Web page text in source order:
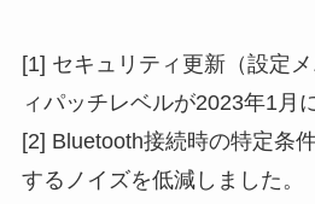
[1] セキュリティ更新（設定
ィパッチレベルが2023年1月
[2] Bluetooth接続時の特定条
するノイズを低減しました。